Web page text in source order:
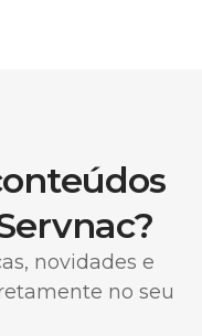
novidades e
no seu